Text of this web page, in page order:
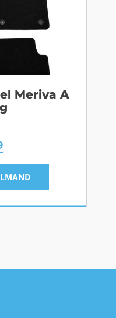
Meriva A